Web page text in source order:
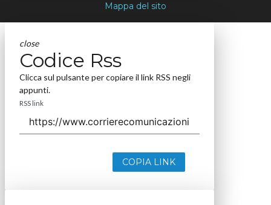
Mappa del sito
close
Codice Rss
Clicca sul pulsante per copiare il link RSS negli
appunti.
RSS link
COPIA LINK